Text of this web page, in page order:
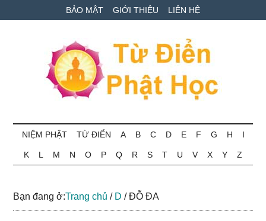
to
to
qua
BẢO MẬT GIỚI THIỆU LIÊN HỆ
Từ
điển
Phật
học
ngữ
NIỆM PHẬT TỪ ĐIỂN A B C D E F G H I
K L M N O P Q R S T U V X Y Z
Bạn đang ở:Trang chủ / D /ĐỖ ĐA